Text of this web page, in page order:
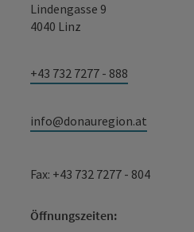
Lindengasse 9
4040 Linz
+43 732 7277 - 888
info@donauregion.at
Fax: +43 732 7277 - 804
Öffnungszeiten: